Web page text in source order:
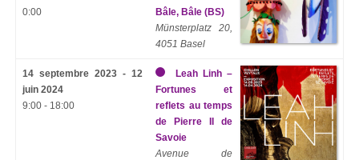
0:00
Bâle, Bâle (BS)
Münsterplatz 20,
4051 Basel
14 septembre 2023 - 12
juin 2024
9:00 - 18:00
Leah Linh –
Fortunes et
reflets au temps
de Pierre II de
Savoie
Avenue de